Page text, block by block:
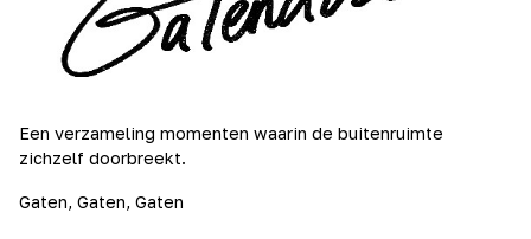
Een verzameling momenten waarin de buitenruimte
zichzelf doorbreekt.
Gaten, Gaten, Gaten